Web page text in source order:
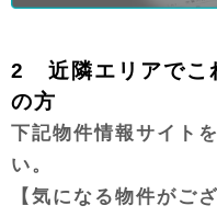
2 近隣エリアでこ
の方
下記物件情報サイト
い。
【気になる物件がご